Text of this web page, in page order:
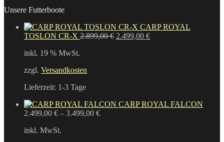
Unsere Futterboote
CARP ROYAL
TOSLON CR-X 2.899,00€ Ursprünglicher
2.499,00 €Aktueller
inkl. 19 % MwSt.
zzgl. Versandkosten
Lieferzeit: 1-3 Tage
CARP ROYAL FALCON
2.499,00 € – 3.499,00 €
inkl. MwSt.